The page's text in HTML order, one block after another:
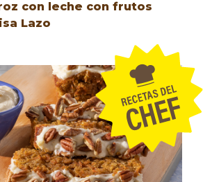
con leche con frutos
Lazo